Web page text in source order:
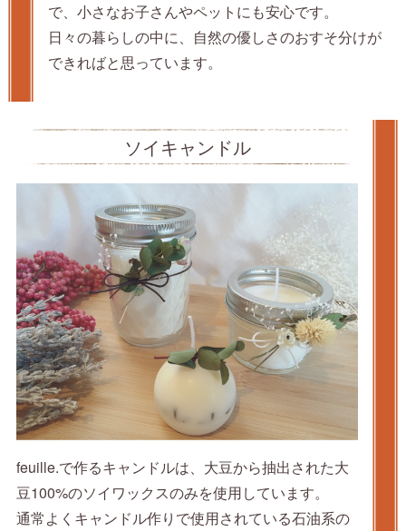
で、小さなお子さんやペットにも安心です。
日々の暮らしの中に、自然の優しさのおすそ分けが
できればと思っています。
ソイキャンドル
feuille.で作るキャンドルは、大豆から抽出された大
豆100%のソイワックスのみを使用しています。
通常よくキャンドル作りで使用されている石油系の